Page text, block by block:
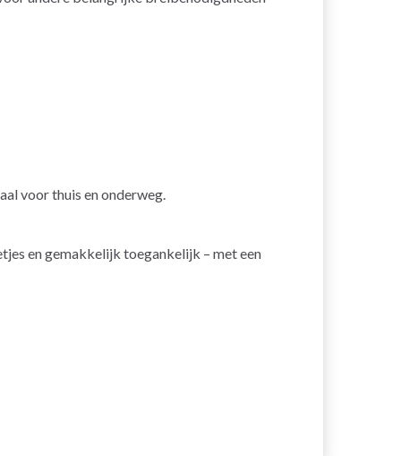
voor thuis en onderweg.
en gemakkelijk toegankelijk – met een